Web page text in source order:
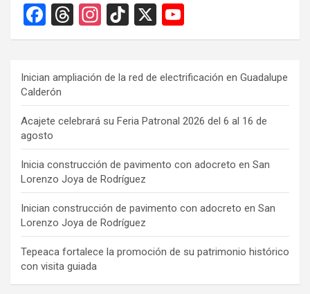
F
a
b
o
o
k
T
hr
a
d
s
In
st
gr
a
m
Ti
k
o
k
X
o
T
u
b
e
C
h
a
n
n
el
Inician ampliación de la red de electrificación en Guadalupe
Calderón
Acajete celebrará su Feria Patronal 2026 del 6 al 16 de
agosto
Inicia construcción de pavimento con adocreto en San
Lorenzo Joya de Rodríguez
Inician construcción de pavimento con adocreto en San
Lorenzo Joya de Rodríguez
Tepeaca fortalece la promoción de su patrimonio histórico
con visita guiada